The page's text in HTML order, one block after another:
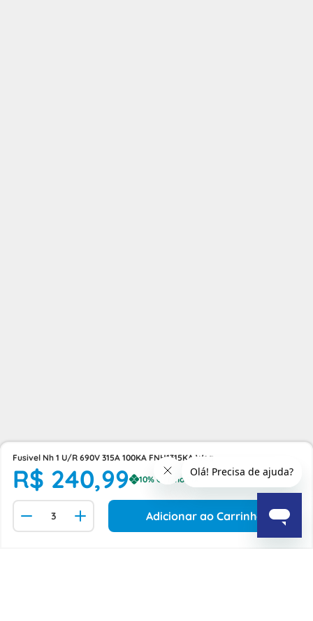
Fusivel Nh 1 U/R 690V 315A 100KA FNH1315KA Weg
R$ 240,99
Adicionar ao Carrinho